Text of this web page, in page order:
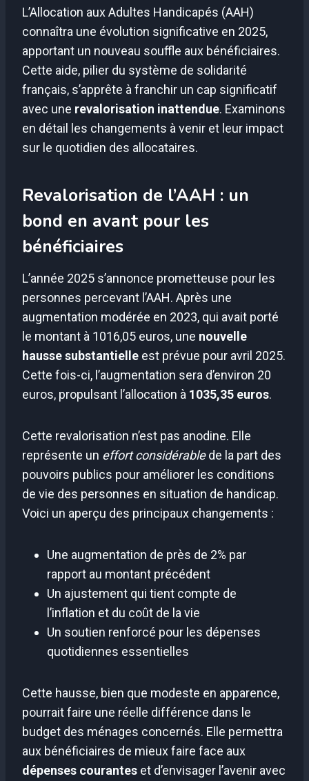
L’Allocation aux Adultes Handicapés (AAH)
connaîtra une évolution significative en 2025,
apportant un nouveau souffle aux bénéficiaires.
Cette aide, pilier du système de solidarité
français, s’apprête à franchir un cap significatif
avec une revalorisation inattendue. Examinons
en détail les changements à venir et leur impact
sur le quotidien des allocataires.
Revalorisation de l’AAH : un
bond en avant pour les
bénéficiaires
L’année 2025 s’annonce prometteuse pour les
personnes percevant l’AAH. Après une
augmentation modérée en 2023, qui avait porté
le montant à 1016,05 euros, une nouvelle
hausse substantielle est prévue pour avril 2025.
Cette fois-ci, l’augmentation sera d’environ 20
euros, propulsant l’allocation à 1035,35 euros.
Cette revalorisation n’est pas anodine. Elle
représente un effort considérablede la part des
pouvoirs publics pour améliorer les conditions
de vie des personnes en situation de handicap.
Voici un aperçu des principaux changements :
Une augmentation de près de 2% par
rapport au montant précédent
Un ajustement qui tient compte de
l’inflation et du coût de la vie
Un soutien renforcé pour les dépenses
quotidiennes essentielles
Cette hausse, bien que modeste en apparence,
pourrait faire une réelle différence dans le
budget des ménages concernés. Elle permettra
aux bénéficiaires de mieux faire face aux
dépenses courantes et d’envisager l’avenir avec